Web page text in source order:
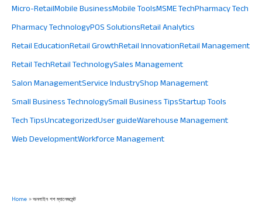
Micro-RetailMobile BusinessMobile ToolsMSME TechPharmacy Tech
Pharmacy TechnologyPOS SolutionsRetail Analytics
Retail EducationRetail GrowthRetail InnovationRetail Management
Retail TechRetail TechnologySales Management
Salon ManagementService IndustryShop Management
Small Business TechnologySmall Business TipsStartup Tools
Tech TipsUncategorizedUser guideWarehouse Management
Web DevelopmentWorkforce Management
Home অনলাইন শপ ম্যানেজমেন্ট